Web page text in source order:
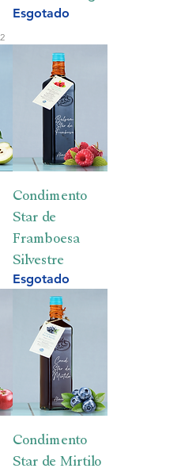
Esgotado
Condimento
Star de
Framboesa
Silvestre
Esgotado
Condimento
Star de Mirtilo